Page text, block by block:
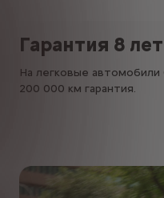
Гарантия 8 лет
На легковые
200 000 км гарантия.